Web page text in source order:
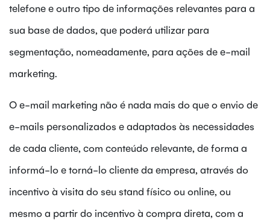
telefone e outro tipo de informações relevantes para a
sua base de dados, que poderá utilizar para
segmentação, nomeadamente, para ações de e-mail
marketing.
O e-mail marketing não é nada mais do que o envio de
e-mails personalizados e adaptados às necessidades
de cada cliente, com conteúdo relevante, de forma a
informá-lo e torná-lo cliente da empresa, através do
incentivo à visita do seu stand físico ou online, ou
mesmo a partir do incentivo à compra direta, com a